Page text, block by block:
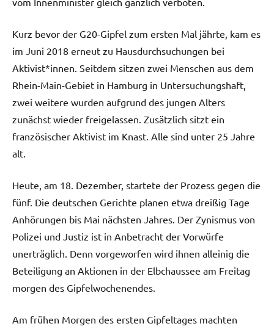
Kurz bevor der G20-Gipfel zum ersten Mal jährte, kam es
im Juni 2018 erneut zu Hausdurchsuchungen bei
Aktivist*innen. Seitdem sitzen zwei Menschen aus dem
Rhein-Main-Gebiet in Hamburg in Untersuchungshaft,
zwei weitere wurden aufgrund des jungen Alters
zunächst wieder freigelassen. Zusätzlich sitzt ein
französischer Aktivist im Knast. Alle sind unter 25 Jahre
alt.
Heute, am 18. Dezember, startete der Prozess gegen die
fünf. Die deutschen Gerichte planen etwa dreißig Tage
Anhörungen bis Mai nächsten Jahres. Der Zynismus von
Polizei und Justiz ist in Anbetracht der Vorwürfe
unerträglich. Denn vorgeworfen wird ihnen alleinig die
Beteiligung an Aktionen in der Elbchaussee am Freitag
morgen des Gipfelwochenendes.
Am frühen Morgen des ersten Gipfeltages machten